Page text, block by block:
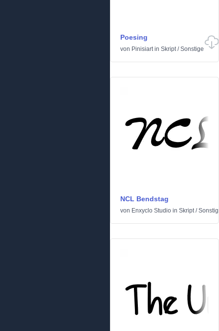
Poesing
von Pinisiartin Skript/Sonstige
NCL Bendstag
von Enxyclo Studio in Skript/